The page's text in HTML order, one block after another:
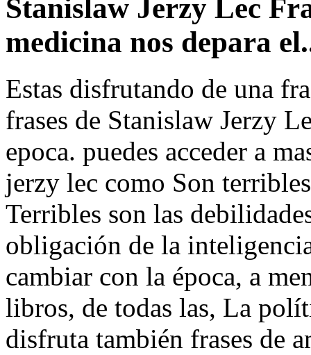
Stanislaw Jerzy Lec
medicina nos depara
Estas disfrutando de una
frases de Stanislaw Jerzy
epoca. puedes acceder a
jerzy lec como Son
Terribles son las
obligación de la
cambiar con la época, a
libros, de todas las, La
disfruta también frases de